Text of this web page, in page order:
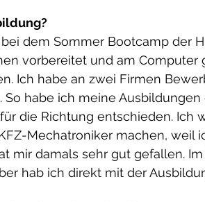
dem Sommer Bootcamp der
vorbereitet und am Computer
Ich habe an zwei Firmen
habe ich meine
die Richtung entschieden. Ich
Mechatroniker machen, weil
mir damals sehr gut gefallen.
hab ich direkt mit der